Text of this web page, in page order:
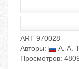
ART 970028
Авторы:
А. А.
Просмотров: